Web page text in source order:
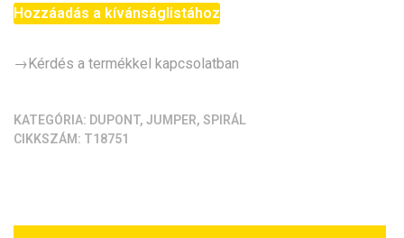
(18...100mm;
mennyiség
Hozzáadás a kívánságlistához
→Kérdés a termékkel kapcsolatban
KATEGÓRIA: DUPONT, JUMPER, SPIRÁL
CIKKSZÁM: T18751